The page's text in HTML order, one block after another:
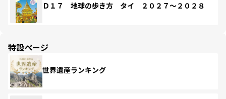
Ｄ１７ 地球の歩き方 タイ ２０２７～２０２８
特設ページ
世界遺産ランキング